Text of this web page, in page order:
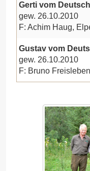
Gerti vom
gew. 26.10.2010
F: Achim Haug,
Gustav vom
gew. 26.10.2010
F: Bruno